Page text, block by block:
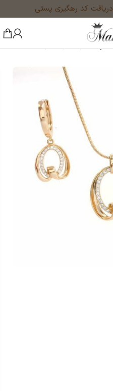
دریافت کد رهگیری پستی
نیم ست زنانه و دخترانه
×